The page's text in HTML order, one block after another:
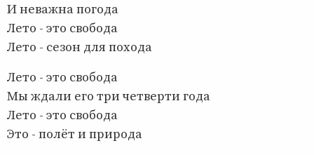
И неважна погода
Лето - это свобода
Лето - сезон для похода
Лето - это свобода
Мы ждали его три четверти года
Лето - это свобода
Это - полёт и природа